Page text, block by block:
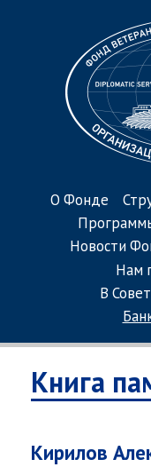
О Фонде
Новости
Нам
В
Книга
Кирилов